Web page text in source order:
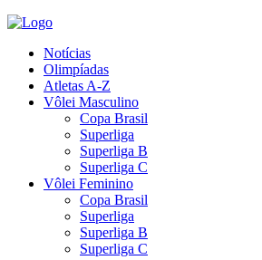
Notícias
Olimpíadas
Atletas A-Z
Vôlei Masculino
Copa Brasil
Superliga
Superliga B
Superliga C
Vôlei Feminino
Copa Brasil
Superliga
Superliga B
Superliga C